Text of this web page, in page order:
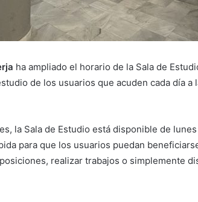
ha ampliado el horario de la Sala de
de los usuarios que acuden cada día
la Sala de Estudio está disponible de
para que los usuarios puedan
realizar trabajos o simplemente